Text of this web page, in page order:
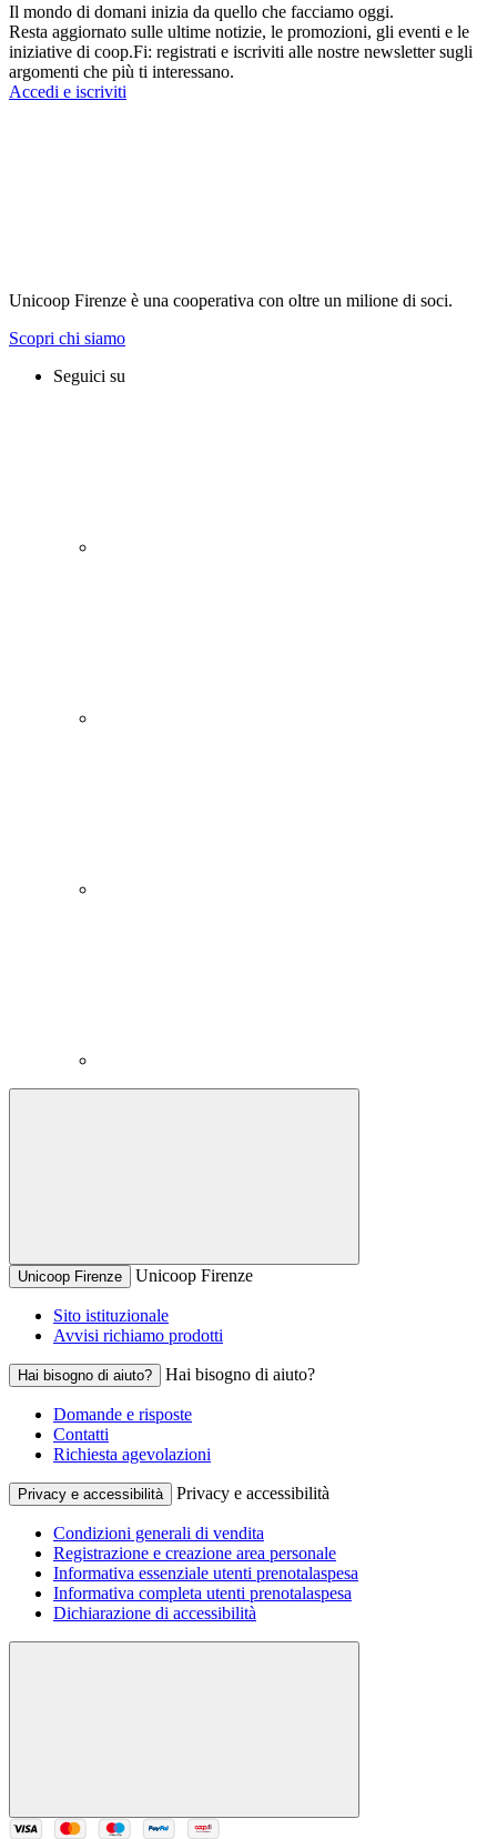
Il mondo di domani inizia da quello che facciamo oggi.
Resta aggiornato sulle ultime notizie, le promozioni, gli eventi e le
iniziative di coop.Fi: registrati e iscriviti alle nostre newsletter sugli
argomenti che più ti interessano.
Accedi e iscriviti
Unicoop Firenze è una cooperativa con oltre un milione di soci.
Scopri chi siamo
Seguici su
Unicoop Firenze Unicoop Firenze
Sito istituzionale
Avvisi richiamo prodotti
Hai bisogno di aiuto? Hai bisogno di aiuto?
Domande e risposte
Contatti
Richiesta agevolazioni
Privacy e accessibilità Privacy e accessibilità
Condizioni generali di vendita
Registrazione e creazione area personale
Informativa essenziale utenti prenotalaspesa
Informativa completa utenti prenotalaspesa
Dichiarazione di accessibilità